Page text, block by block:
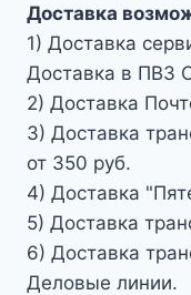
Доставка
1) Доставка
Доставка в ПВЗ
2) Доставка
3) Доставка
от 350 руб.
4) Доставка
5) Доставка
6) Доставка
Деловые линии.